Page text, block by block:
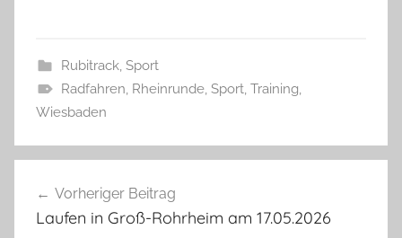
Rubitrack, Sport
Radfahren, Rheinrunde, Sport, Training,
Wiesbaden
Vorheriger Beitrag
Laufen in Groß-Rohrheim am 17.05.2026